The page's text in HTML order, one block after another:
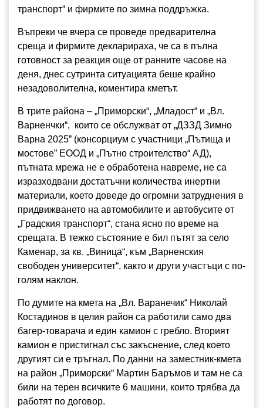
транспорт“ и фирмите по зимна поддръжка.
Въпреки че вчера се проведе предварителна
среща и фирмите декларираха, че са в пълна
готовност за реакция още от ранните часове на
деня, днес сутринта ситуацията беше крайно
незадоволителна, коментира кметът.
В трите района – „Приморски“, „Младост“ и „Вл.
Варненчки“, които се обслужват от „ДЗЗД Зимно
Варна 2025” (консорциум с участници „Пътища и
мостове” ЕООД и „Пътно строителство“ АД),
пътната мрежа не е обработена навреме, не са
изразходвани достатъчни количества инертни
материали, което доведе до огромни затруднения в
придвижването на автомобилите и автобусите от
„Градския транспорт“, стана ясно по време на
срещата. В тежко състояние е бил пътят за село
Каменар, за кв. „Виница“, към „Варненския
свободен университет“, както и други участъци с по-
голям наклон.
По думите на кмета на „Вл. Варанечик“ Николай
Костадинов в целия район са работили само два
багер-товарача и един камион с гребло. Вторият
камион е пристигнал със закъснение, след което
другият си е тръгнал. По данни на заместник-кмета
на район „Приморски“ Мартин Баръмов и там не са
били на терен всичките 6 машини, които трябва да
работят по договор.